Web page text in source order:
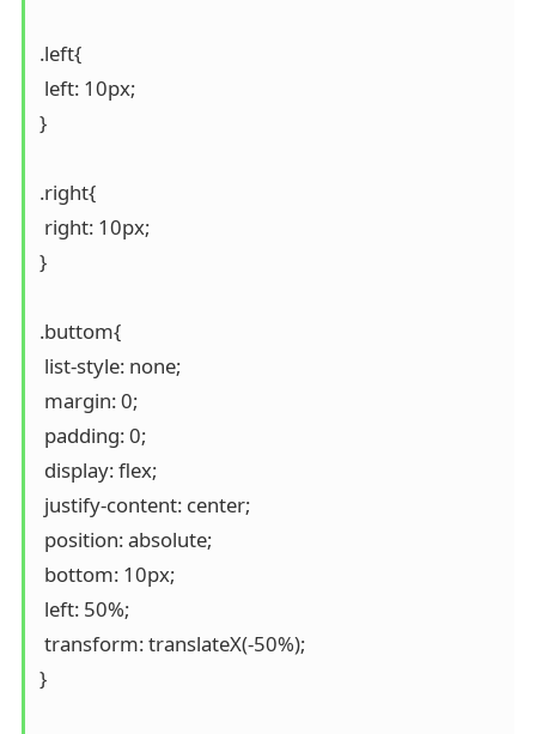
.left{
left: 10px;
}
.right{
right: 10px;
}
.buttom{
list-style: none;
margin: 0;
padding: 0;
display: flex;
justify-content: center;
position: absolute;
bottom: 10px;
left: 50%;
transform: translateX(-50%);
}